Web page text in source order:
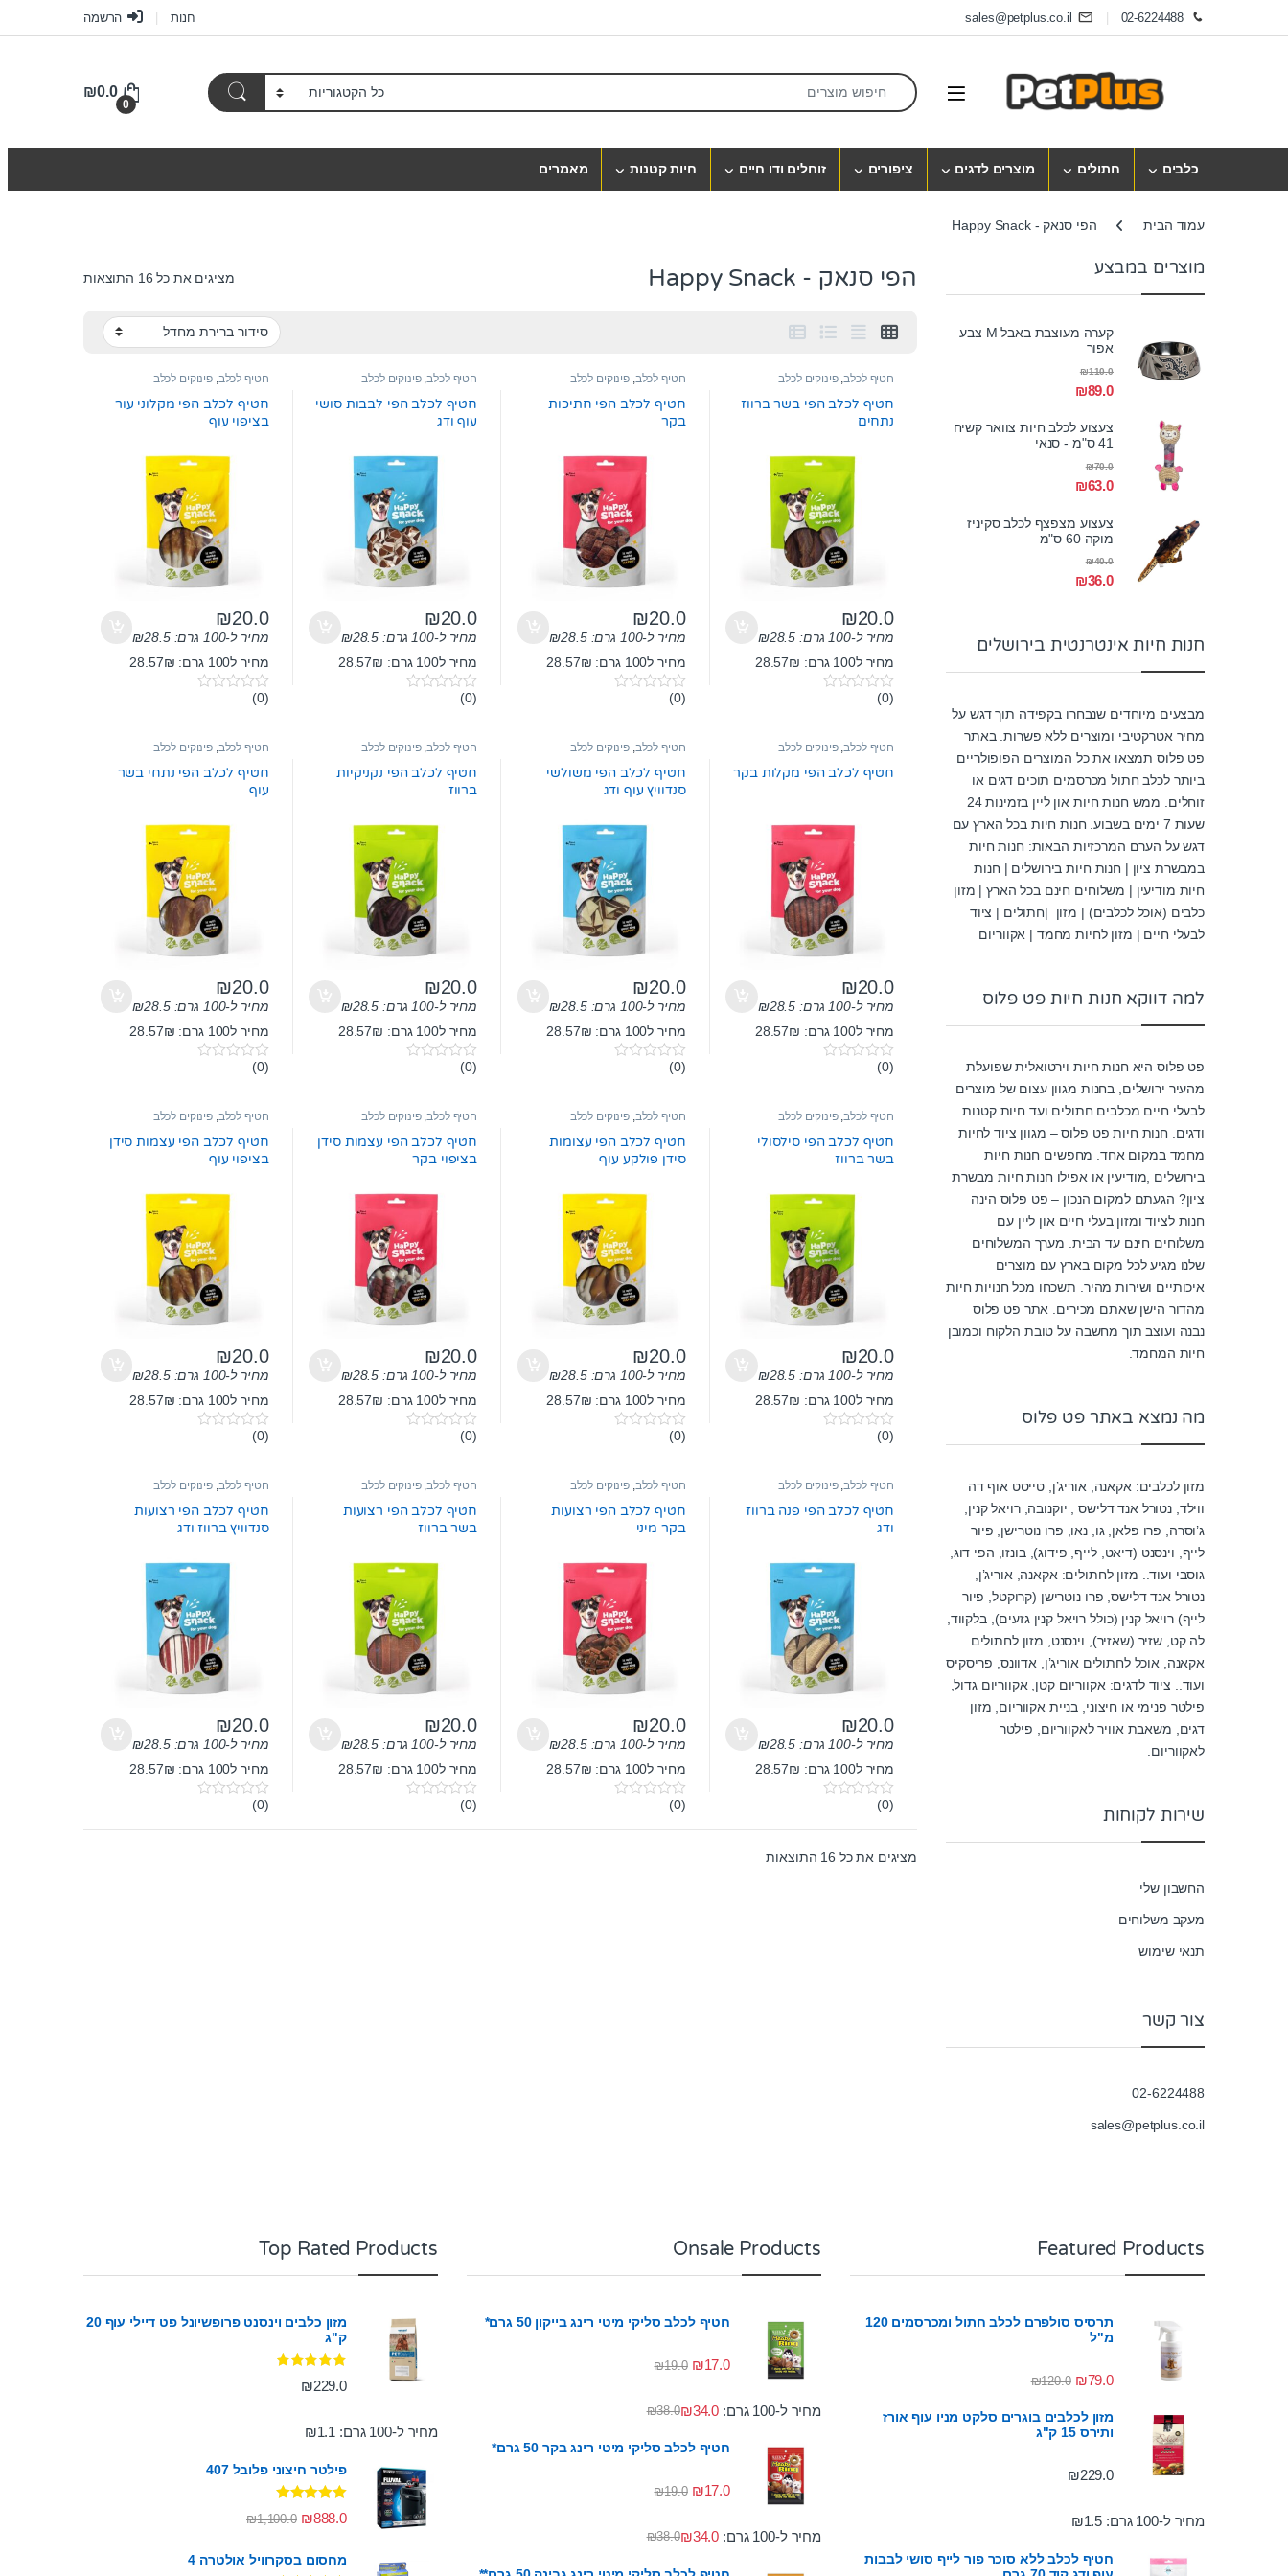
Skip to navigation
02-6224488
sales@petplus.co.il חנות הרשמה
Open
Search for:
0
₪0.0
כלבים חתולים מוצרים לדגים ציפורים זוחלים ודו חיים חיות קטנות מאמרים
עמוד הבית הפי סנאק - Happy Snack
הפי סנאק - Happy Snack מציגים את כל ⁦16⁩ התוצאות
חטיף לכלב,פינוקים לכלב
חטיף לכלב הפי בשר ברווז
נתחים
₪20.0
מחיר ל-100 גרם: ₪28.5
מחיר ל100 גרם: 28.57₪
0
o
f
5
(0)
חטיף לכלב פינוקים לכלב
חטיף לכלב הפי חתיכות
בקר
₪20.0
מחיר ל-100 גרם: ₪28.5
מחיר ל100 גרם: 28.57₪
0
o
f
5
(0)
חטיף לכלב,פינוקים לכלב
חטיף לכלב הפי לבבות סושי
עוף ודג
₪20.0
מחיר ל-100 גרם: ₪28.5
מחיר ל100 גרם: 28.57₪
0
o
f
5
(0)
חטיף לכלב פינוקים לכלב
חטיף לכלב הפי מקלוני עור
בציפוי עוף
₪20.0
מחיר ל-100 גרם: ₪28.5
מחיר ל100 גרם: 28.57₪
0
o
f
5
(0)
חטיף לכלב,פינוקים לכלב
חטיף לכלב הפי מקלות בקר
₪20.0
מחיר ל-100 גרם: ₪28.5
מחיר ל100 גרם: 28.57₪
0
o
f
5
(0)
חטיף לכלב פינוקים לכלב
חטיף לכלב הפי משולשי
סנדוויץ עוף ודג
₪20.0
מחיר ל-100 גרם: ₪28.5
מחיר ל100 גרם: 28.57₪
0
o
f
5
(0)
חטיף לכלב,פינוקים לכלב
חטיף לכלב הפי נקניקיות
ברווז
₪20.0
מחיר ל-100 גרם: ₪28.5
מחיר ל100 גרם: 28.57₪
0
o
f
5
(0)
חטיף לכלב פינוקים לכלב
חטיף לכלב הפי נתחי בשר
עוף
₪20.0
מחיר ל-100 גרם: ₪28.5
מחיר ל100 גרם: 28.57₪
0
o
f
5
(0)
חטיף לכלב,פינוקים לכלב
חטיף לכלב הפי סילסולי
בשר ברווז
₪20.0
מחיר ל-100 גרם: ₪28.5
מחיר ל100 גרם: 28.57₪
0
o
f
5
(0)
חטיף לכלב פינוקים לכלב
חטיף לכלב הפי עצומות
סידן פולקע עוף
₪20.0
מחיר ל-100 גרם: ₪28.5
מחיר ל100 גרם: 28.57₪
0
o
f
5
(0)
חטיף לכלב,פינוקים לכלב
חטיף לכלב הפי עצמות סידן
בציפוי בקר
₪20.0
מחיר ל-100 גרם: ₪28.5
מחיר ל100 גרם: 28.57₪
0
o
f
5
(0)
חטיף לכלב פינוקים לכלב
חטיף לכלב הפי עצמות סידן
בציפוי עוף
₪20.0
מחיר ל-100 גרם: ₪28.5
מחיר ל100 גרם: 28.57₪
0
o
f
5
(0)
חטיף לכלב,פינוקים לכלב
חטיף לכלב הפי פנה ברווז
ודג
₪20.0
מחיר ל-100 גרם: ₪28.5
מחיר ל100 גרם: 28.57₪
0
u
o
(0)
חטיף לכלב, פינוקים לכלב
חטיף לכלב הפי רצועות
בקר מיני
₪20.0
מחיר ל-100 גרם: ₪28.5
מחיר ל100 גרם: 28.57₪
0
u
(0)
חטיף לכלב,פינוקים לכלב
חטיף לכלב הפי רצועות
בשר ברווז
₪20.0
מחיר ל-100 גרם: ₪28.5
מחיר ל100 גרם: 28.57₪
0
u
(0)
חטיף לכלב, פינוקים לכלב
חטיף לכלב הפי רצועות
סנדוויץ ברווז ודג
₪20.0
מחיר ל-100 גרם: ₪28.5
מחיר ל100 גרם: 28.57₪
0
u
(0)
מציגים את כל ⁦16⁩ התוצאות
מוצרים במבצע
קערה מעוצבת באבל M צבע
אפור
₪89.0
₪110.0
צעצוע לכלב חיות צוואר קשיח
41 ס"מ - סנאי
₪63.0
₪70.0
צעצוע מצפצף לכלב סקיניז
מוקה 60 ס"מ
₪36.0
₪40.0
חנות חיות אינטרנטית בירושלים
מבצעים מיוחדים שנבחרו בקפידה תוך דגש על
מחיר אטרקטיבי ומוצרים ללא פשרות. באתר
פט פלוס תמצאו את כל המוצרים הפופולריים
ביותר לכלב חתול מכרסמים תוכים דגים או
זוחלים. ממש חנות חיות און ליין בזמינות 24
שעות 7 ימים בשבוע. חנות חיות בכל הארץ עם
דגש על הערם המרכזיות הבאות: חנות חיות
במבשרת ציון | חנות חיות בירושלים | חנות
חיות מודיעין | משלוחים חינם בכל הארץ | מזון
כלבים (אוכל לכלבים) | מזון |חתולים | ציוד
לבעלי חיים | מזון לחיות מחמד | אקווריום
למה דווקא חנות חיות פט פלוס
פט פלוס היא חנות חיות וירטואלית שפועלת
מהעיר ירושלים, בחנות מגוון עצום של מוצרים
לבעלי חיים מכלבים חתולים ועד חיות קטנות
ודגים. חנות חיות פט פלוס – מגוון ציוד לחיות
מחמד במקום אחד. מחפשים חנות חיות
בירושלים ,מודיעין או אפילו חנות חיות מבשרת
ציון? הגעתם למקום הנכון – פט פלוס הינה
חנות לציוד ומזון בעלי חיים און ליין עם
משלוחים חינם עד הבית. מערך המשלוחים
שלנו מגיע לכל מקום בארץ עם מוצרים
איכותיים ושירות מהיר. תשכחו מכל חנויות חיות
מהדור הישן שאתם מכירים. אתר פט פלוס
נבנה ועוצב תוך מחשבה על טובת הלקוח וכמובן
חיות המחמד.
מה נמצא באתר פט פלוס
מזון לכלבים: אקאנה, אוריג’ן, טייסט אוף דה
ווילד, נטורל אנד דלישס , יוקנובה, רויאל קנין,
ג’וסרה, פרו פלאן, גו, נאו, פרו נוטרישן, פיור
לייף, וינסנט (דיאט, לייף, פידוג), בונזו, הפי דוג,
גוסבי ועוד.. מזון לחתולים: אקאנה, אוריג’ן,
נטורל אנד דלישס, פרו נוטרישן (קרוקטל, פיור
לייף) רויאל קנין (כולל רויאל קנין גזעים), בלקווד,
לה קט, שזיר (שאזיר), וינסנט, מזון לחתולים
אקאנה, אוכל לחתולים אוריג’ן, אדוונס, פריסקיס
ועוד.. ציוד לדגים: אקווריום קטן, אקווריום גדול,
פילטר פנימי או חיצוני, בניית אקווריום, מזון
דגים, משאבת אוויר לאקווריום, פילטר
לאקווריום.
שירות לקוחות
החשבון שלי
מעקב משלוחים
תנאי שימוש
צור קשר
02-6224488
sales@petplus.co.il
Featured Products
תרסיס סולפרם לכלב חתול ומכרסמים 120
מ"ל
₪79.0
₪120.0
מזון לכלבים בוגרים סלקט מניו עוף אורז
ותירס 15 ק"ג
₪229.0
מחיר ל-100 גרם: ₪1.5
חטיף לכלב ללא סוכר פור לייף סושי לבבות
Onsale Products
חטיף לכלב סליקי מיטי רינג בייקון 50 גרם*
₪17.0
₪19.0
מחיר ל-100 גרם: ₪38.0₪34.0
חטיף לכלב סליקי מיטי רינג בקר 50 גרם*
₪17.0
₪19.0
מחיר ל-100 גרם: ₪38.0₪34.0
Top Rated Products
מזון כלבים וינסנט פרופשיונל פט דיילי עוף 20
ק"ג
דורג5.00
מתוך 5 ₪229.0
מחיר ל-100 גרם: ₪1.1
פילטר חיצוני פלובל 407
דורג5.00
מתוך 5 ₪888.0
₪1,100.0
מחסום בסקרוויל אולטרה 4